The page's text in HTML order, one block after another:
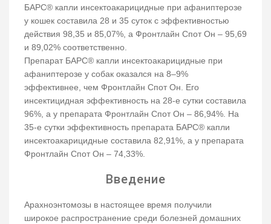
БАРС® капли инсектоакарицидные при афаниптерозе
у кошек составила 28 и 35 суток с эффективностью
действия 98,35 и 85,07%, а Фронтлайн Спот Он – 95,69
и 89,02% соответственно.
Препарат БАРС® капли инсектоакарицидные при
афаниптерозе у собак оказался на 8–9%
эффективнее, чем Фронтлайн Спот Он. Его
инсектицидная эффективность на 28-е сутки составила
96%, а у препарата Фронтлайн Спот Он – 86,94%. На
35-е сутки эффективность препарата БАРС® капли
инсектоакарицидные составила 82,91%, а у препарата
Фронтлайн Спот Он – 74,33%.
Введение
Арахноэнтомозы в настоящее время получили
широкое распространение среди болезней домашних